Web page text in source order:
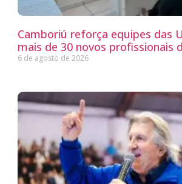
Camboriú reforça equipes das
mais de 30 novos profissionais
6 de agosto de 2026